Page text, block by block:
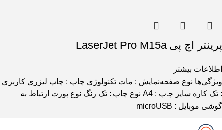
پرینتر اچ پی LaserJet Pro M15a
اطلاعات بیشتر
ویژگی‌ها نوع صفحه‌نمایش : مات تکنولوژی چاپ : چاپ لیزری کاربری
: تک کاره سایز چاپ : A4 نوع چاپ : تک رنگ نوع پورت ارتباط به
گوشی موبایل : microUSB